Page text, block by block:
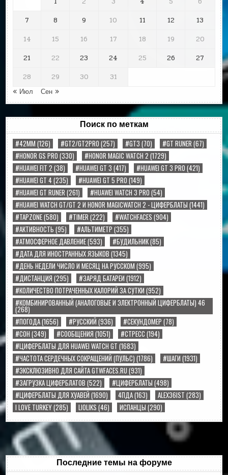
7
8 9 10 11 12
13
14
15 16 17 18 19
20
21
22 23 24 25 26
27
28
29 30
31
« Июл
Сен »
Поиск по меткам
#42MM (126) #GT2/GT2PRO (257) #GT3 (70) #GT RUNER (67)
#HONOR GS PRO (330) #HONOR MAGIC WATCH 2 (1729)
#HUAWEI FIT 2 (38) #HUAWEI GT 3 (417) #HUAWEI GT 3 PRO (421)
#HUAWEI GT 4(235) #HUAWEI GT 5 PRO (149)
#HUAWEI GT RUNER (261) #HUAWEI WATCH 3 PRO (54)
#HUAWEI WATCH GT/GT 2 И HONOR MAGICWATCH 2 - ЦИФЕРБЛАТЫ (1441)
#TAPZONE(580) #TIMER (222) #WATCHFACES (904)
#АКТИВНОСТЬ (95) #АЛЬТИМЕТР (355)
#АТМОСФЕРНОЕ ДАВЛЕНИЕ(593) #БУДИЛЬНИК(85)
#ДАТА ДЛЯ ИНОСТРАННЫХ ЯЗЫКОВ (1345)
#ДЕНЬ НЕДЕЛИ ЧИСЛО И МЕСЯЦ НА РУССКОМ (995)
#ДИСТАНЦИЯ (295) #ЗАРЯД БАТАРЕИ (1912)
#КОЛИЧЕСТВО ПОТРАЧЕННЫХ КАЛОРИЙ ЗА СУТКИ (952)
#КОМБИНИРОВАННЫЙ (АНАЛОГОВЫЕ И ЭЛЕКТРОННЫЙ ЦИФЕРБЛАТЫ) 46
(268)
#ПОГОДА(1656) #РУССКИЙ (936) #СЕКУНДОМЕР (78)
#СОН (349) #СООБЩЕНИЯ (1051) #СТРЕСС (194)
#ЦИФЕРБЛАТЫ ДЛЯ HUAWEI WATCH GT (1683)
#ЧАСТОТА СЕРДЕЧНЫХ СОКРАЩЕНИЙ (ПУЛЬС) (1786) #ШАГИ (1931)
#ЭКСКЛЮЗИВНО ДЛЯ САЙТА GTWFACES.RU (931)
#ЗАГРУЗКА ЦИФЕРБЛАТОВ (522) #ЦИФЕРБЛАТЫ (498)
#ЦИФЕРБЛАТЫ ДЛЯ ХУАВЕЙ (1690) 4ПДА(163) ALEX36IST (283)
I LOVE TURKEY(285) LIOLIKS (46) ИСПАНЦЫ (290)
Последние темы на форуме